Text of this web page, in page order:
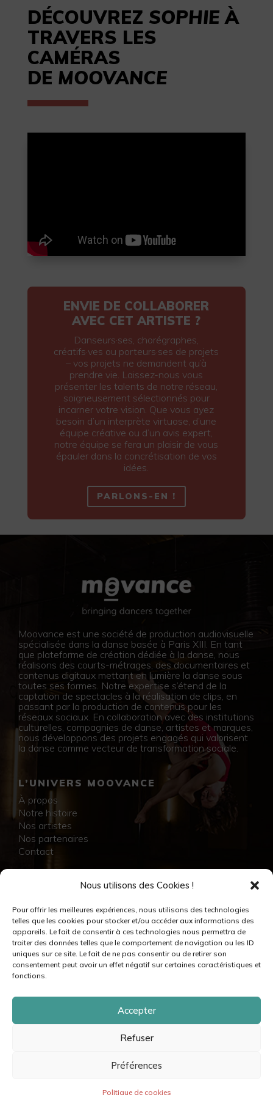
Nous utilisons des Cookies !
Pour offrir les meilleures expériences, nous utilisons des technologies
telles que les cookies pour stocker et/ou accéder aux informations des
appareils. Le fait de consentir à ces technologies nous permettra de
traiter des données telles que le comportement de navigation ou les ID
uniques sur ce site. Le fait de ne pas consentir ou de retirer son
consentement peut avoir un effet négatif sur certaines caractéristiques et
fonctions.
Accepter
Refuser
Préférences
Politique de cookies
DÉCOUVREZ SOPHIEÀ
TRAVERS LES
CAMÉRAS
DE MOOVANCE
ENVIE DE COLLABORER
AVEC CET ARTISTE ?
Danseurs·ses, chorégraphes,
créatifs·ves ou porteurs·ses de projets
– vos projets ne demandent qu’à
prendre vie. Laissez-nous vous
présenter les talents de notre réseau,
soigneusement sélectionnés pour
incarner votre vision. Que vous ayez
besoin d’un interprète virtuose, d’une
équipe créative ou d’un avis expert,
notre équipe se fera un plaisir de vous
épauler dans la concrétisation de vos
idées.
PARLONS-EN !
Moovance est une société de production audiovisuelle
spécialisée dans la danse basée à Paris XIII. En tant
que plateforme de création dédiée à la danse, nous
réalisons des courts-métrages, des documentaires et
contenus digitaux mettant en lumière la danse sous
toutes ses formes. Notre expertise s’étend de la
captation de spectacles à la réalisation de clips, en
passant par la production de contenus pour les
réseaux sociaux. En collaboration avec des institutions
culturelles, compagnies de danse, artistes et marques,
nous développons des projets engagés qui valorisent
la danse comme vecteur de transformation sociale.
L’UNIVERS MOOVANCE
À propos
Notre histoire
Nos artistes
Nos partenaires
Contact
NOS RÉALISATIONS
Immersion
Accompagnement artistique
Production créative
Danseuses et danseurs
Musiciennes et musiciens
Créatrices et créateurs